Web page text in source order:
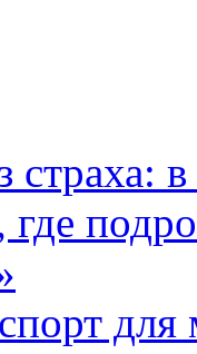
страха:
для